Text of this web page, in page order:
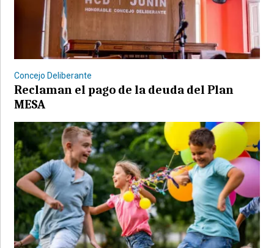
Concejo Deliberante
Reclaman el pago de la deuda del Plan
MESA